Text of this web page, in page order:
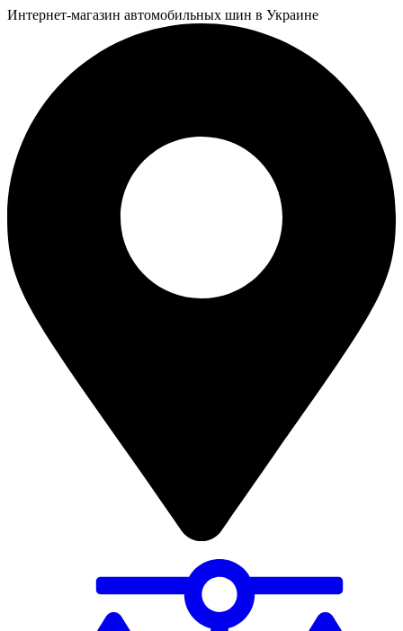
Интернет-магазин автомобильных шин в Украине